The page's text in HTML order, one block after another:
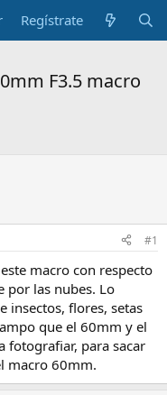
Regístrate
F3.5 macro
#1
macro con respecto
por las nubes. Lo
insectos, flores, setas
que el 60mm y el
fotografiar, para sacar
macro 60mm.